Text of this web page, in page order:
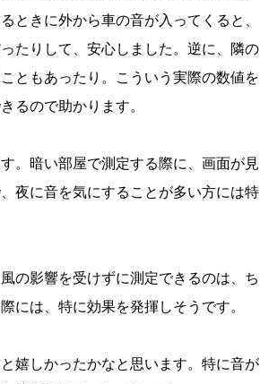
ときに外から車の音が入ってくると、
たりして、安心しました。逆に、隣の
ともあったり。こういう実際の数値を
るので助かります。
。暗い部屋で測定する際に、画面が見
夜に音を気にすることが多い方には特
の影響を受けずに測定できるのは、ち
には、特に効果を発揮しそうです。
嬉しかったかなと思います。特に音が